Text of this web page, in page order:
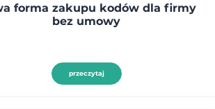
forma zakupu kodów dla firmy
bez umowy
przeczytaj